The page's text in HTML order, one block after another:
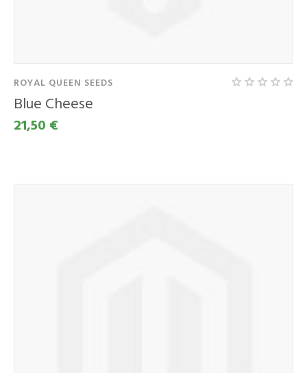
ROYAL QUEEN SEEDS
Blue Cheese
21,50 €